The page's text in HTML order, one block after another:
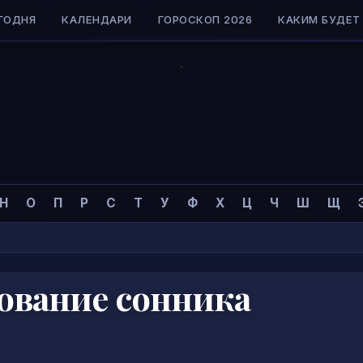
КАЛЕНДАРИ ГОРОСКОП 2026 КАКИМ БУДЕТ
Н О П Р С Т У Ф Х Ц Ч Ш Щ
сонника